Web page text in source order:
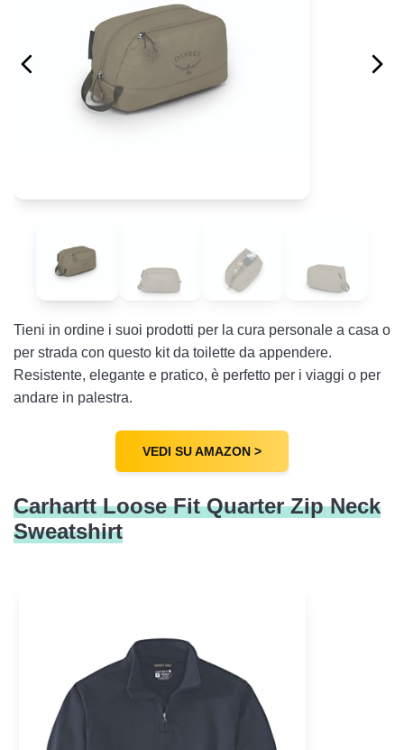
Tieni in ordine i suoi prodotti per la cura personale a casa o
per strada con questo kit da toilette da appendere.
Resistente, elegante e pratico, è perfetto per i viaggi o per
andare in palestra.
VEDI SU AMAZON >
Carhartt Loose Fit Quarter Zip Neck
Sweatshirt